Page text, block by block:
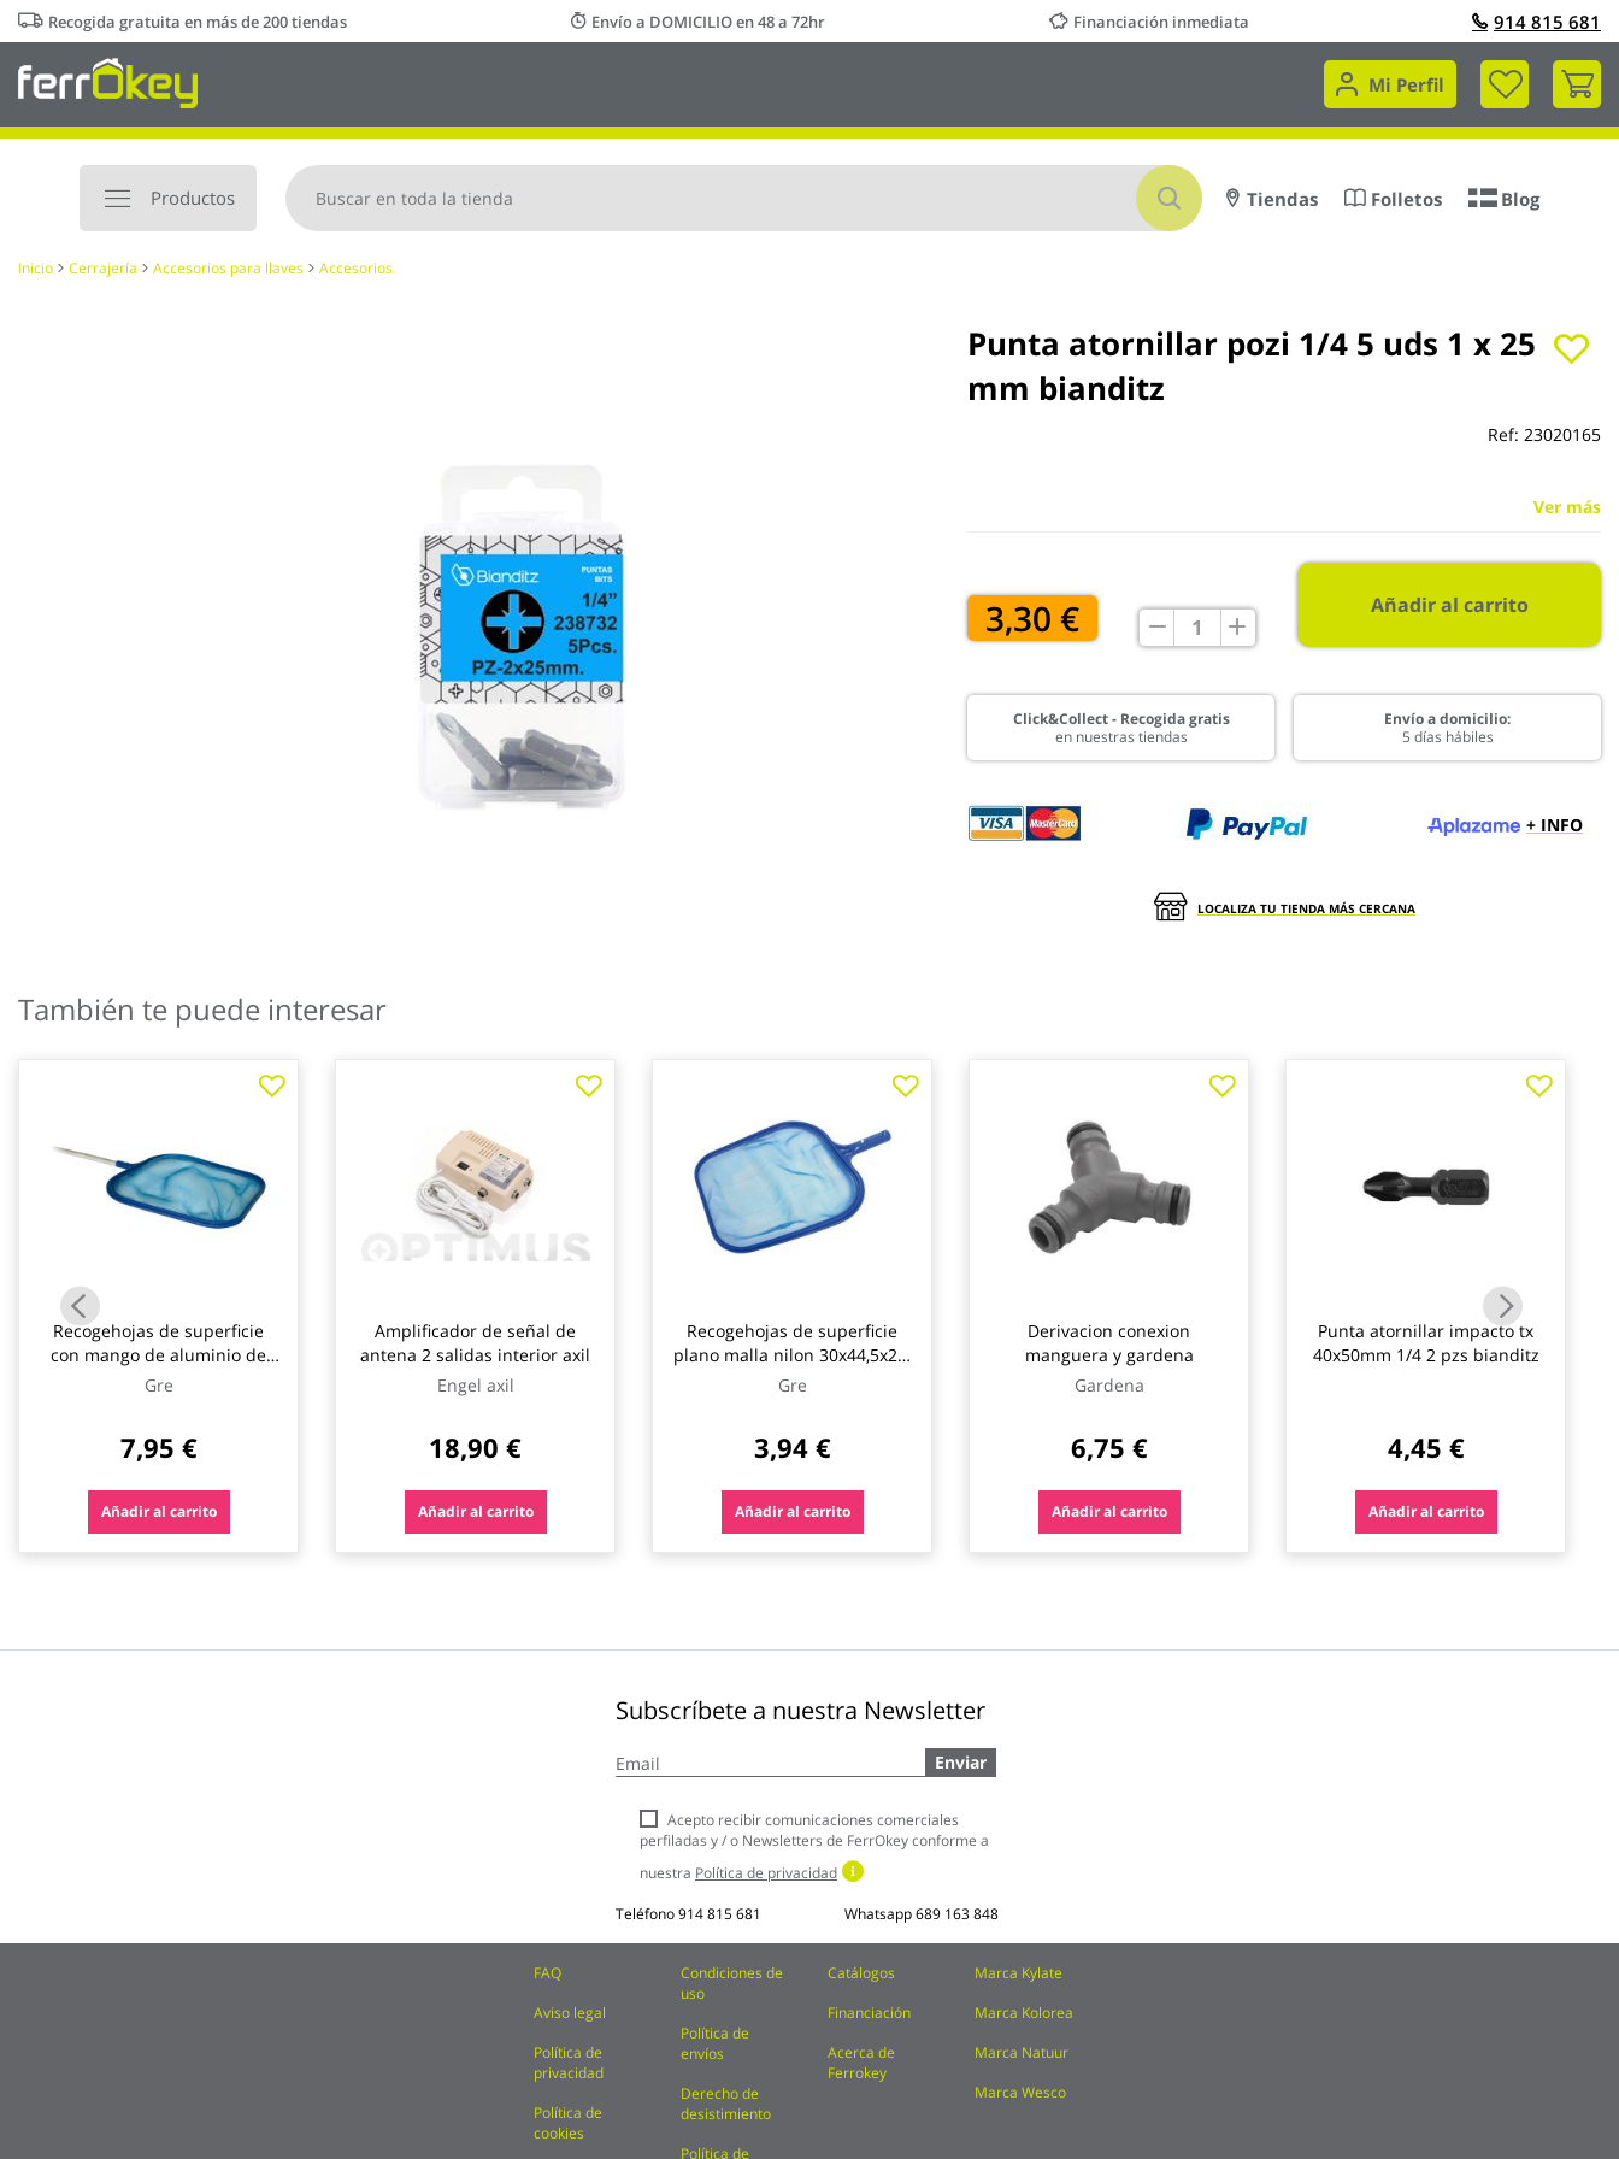
Ir
al
contenido
Recogida gratuita en más de 200 tiendas Envío a DOMICILIO en 48 a 72hr Financiación inmediata 914 815 681
Mi Perfil
Mi
Productos
Buscar
Tiendas Folletos Blog
Inicio Cerrajería Accesorios para llaves Accesorios
Punta atornillar pozi 1/4 5 uds 1 x 25
mm bianditz
Ref: 23020165
Ver más
3,30 € Añadir al carrito
Click&Collect - Recogida gratis
en nuestras tiendas
Envío a domicilio:
5 días hábiles
+ INFO
LOCALIZA TU TIENDA MÁS CERCANA
al
comienzo
También te puede interesar
Recogehojas de superficie
con mango de aluminio de
122 cm gre
Gre
7,95 €
Añadir al carrito
Amplificador de señal de
antena 2 salidas interior axil
Engel axil
18,90 €
Añadir al carrito
Recogehojas de superficie
plano malla nilon 30x44,5x2,8
cm gre
Gre
3,94 €
Añadir al carrito
Derivacion conexion
manguera y gardena
Gardena
6,75 €
Añadir al carrito
Punta atornillar impacto tx
40x50mm 1/4 2 pzs bianditz
4,45 €
Añadir al carrito
Subscríbete a nuestra Newsletter
a
boletín
noticias:
Enviar
Acepto recibir comunicaciones comerciales
perfiladas y / o Newsletters de FerrOkey conforme a
nuestra Política de privacidad
Teléfono914 815 681 Whatsapp689 163 848
FAQ
Aviso legal
Política de
privacidad
Política de
cookies
Condiciones de
uso
Política de
envíos
Derecho de
desistimiento
Política de
Catálogos
Financiación
Acerca de
Ferrokey
Marca Kylate
Marca Kolorea
Marca Natuur
Marca Wesco